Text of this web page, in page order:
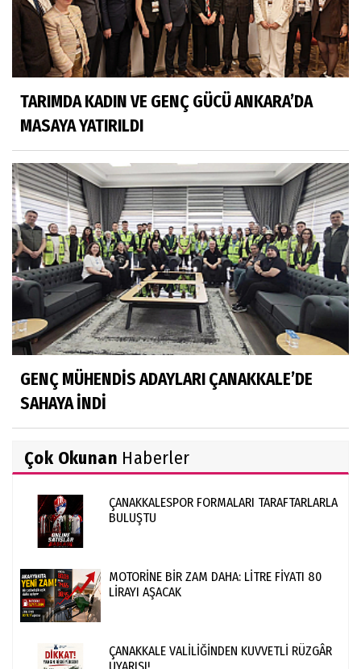
TARIMDA KADIN VE GENÇ GÜCÜ ANKARA’DA
MASAYA YATIRILDI
GENÇ MÜHENDİS ADAYLARI ÇANAKKALE’DE
SAHAYA İNDİ
Çok Okunan Haberler
ÇANAKKALESPOR FORMALARI TARAFTARLARLA
BULUŞTU
MOTORİNE BİR ZAM DAHA: LİTRE FİYATI 80
LİRAYI AŞACAK
ÇANAKKALE VALİLİĞİNDEN KUVVETLİ RÜZGÂR
UYARISI!